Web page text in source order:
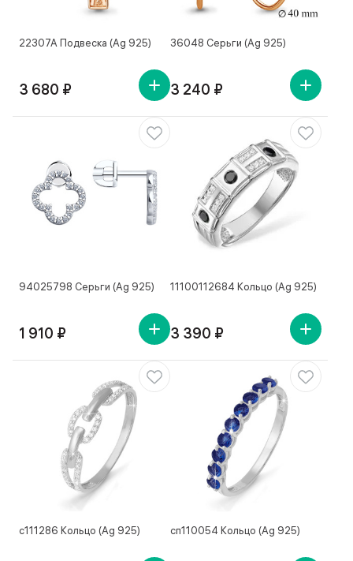
22307А Подвеска (Ag 925)
3 680 ₽
36048 Серьги (Ag 925)
3 240 ₽
94025798 Серьги (Ag 925)
1 910 ₽
11100112684 Кольцо (Ag 925)
3 390 ₽
с111286 Кольцо (Ag 925) сп110054 Кольцо (Ag 925)